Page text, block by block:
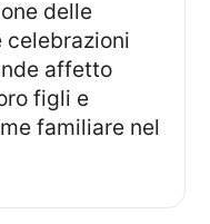
delle
celebrazioni
affetto
figli e
familiare nel